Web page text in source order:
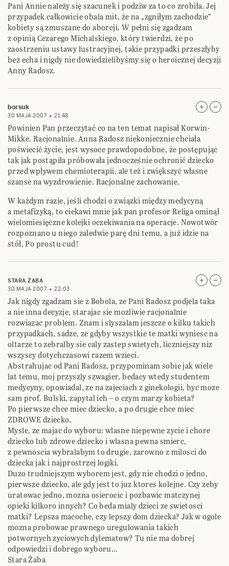
Pani Annie należy się szacunek i podziw za to co zrobiła. Jej
przypadek całkowicie obala mit, że na „zgniłym zachodzie”
kobiety są zmuszane do aborcji. W pełni się zgadzam
z opinią Cezarego Michalskiego, który twierdzi, że po
zaostrzeniu ustawy lustracyjnej, takie przypadki przeszłyby
bez echa i nigdy nie dowiedzielibyśmy się o heroicznej decyzji
Anny Radosz.
borsuk
30 MAJA 2007 21:48
Powinien Pan przeczytać co na ten temat napisał Korwin-
Mikke. Racjonalnie. Anna Radosz niekoniecznie chciała
poświecić życie, jest wysoce prawdopodobne, że postępując
tak jak postąpiła próbowała jednocześnie ochronić dziecko
przed wpływem chemioterapii, ale też i zwiększyć własne
szanse na wyzdrowienie. Racjonalne zachowanie.
W każdym razie, jeśli chodzi o związki między medycyną
a metafizyką, to ciekawi mnie jak pan profesor Religa ominął
wielomiesięczne kolejki oczekiwania na operacje. Nowotwór
rozpoznano u niego zaledwie parę dni temu, a już idzie na
stół. Po prostu cud!
STARA ŻABA
30 MAJA 2007
22:03
Jak nigdy zgadzam sie z Bobola, ze Pani Radosz podjela taka
a nie inna decyzje, starajac sie mozliwie racjonalnie
rozwiazac problem. Znam i slyszalam jeszcze o kilku takich
przypadkach, sadze, ze gdyby wszystkie te matki wyniesc na
oltarze to zebralby sie caly zastep swietych, liczniejszy niz
wszyscy dotychczasowi razem wzieci.
Abstrahujac od Pani Radosz, przypominam sobie jak wiele
lat temu, moj przyszly szwagier, bedacy wtedy studentem
medycyny, opowiadal, ze na zajeciach z ginekologii, byc moze
sam prof. Bulski, zapytal ich – o czym marzy kobieta?
Po pierwsze chce miec dziecko, a po drugie chce miec
ZDROWE dziecko.
Mysle, ze majac do wyboru: wlasne niepewne zycie i chore
dziecko lub zdrowe dziecko i wlasna pewna smierc,
z pewnoscia wybralabym to drugie, zarowno z milosci do
dziecka jak i najprostrzej logiki.
Duzo trudniejszym wyborem jest, gdy nie chodzi o jedno,
pierwsze dziecko, ale gdy jest to juz ktores kolejne. Czy zeby
uratowac jedno, mozna osierocic i pozbawic matczynej
opieki kilkoro innych? Co beda mialy dzieci ze swietosci
matki? Lepsza macoche, czy lepszy dom dziecka? Jak w ogole
mozna probowac prawnego uregulowania takich
potwornych zyciowych dylematow? Tu nie ma dobrej
odpowiedzi i dobrego wyboru…
Stara Żaba